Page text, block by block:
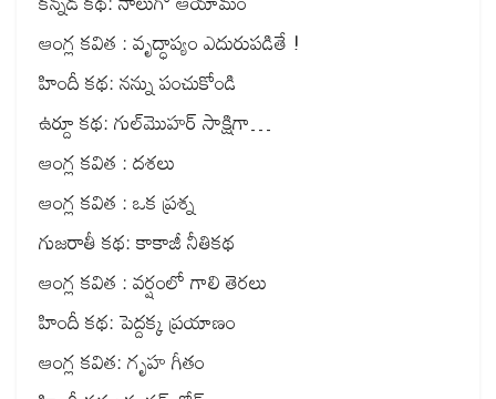
ఆంగ్ల కవిత : వృద్ధాప్యం ఎదురుపడితే !
హిందీ కథ: నన్ను పంచుకోండి
ఉర్దూ కథ: గుల్‌మొహర్ సాక్షిగా…
ఆంగ్ల కవిత : దశలు
ఆంగ్ల కవిత : ఒక ప్రశ్న
గుజరాతీ కథ: కాకాజీ నీతికథ
ఆంగ్ల కవిత : వర్షంలో గాలి తెరలు
హిందీ కథ: పెద్దక్క ప్రయాణం
ఆంగ్ల కవిత: గృహ గీతం